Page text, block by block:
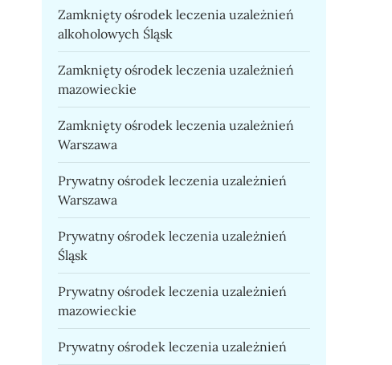
Zamknięty ośrodek leczenia uzależnień
alkoholowych Śląsk
Zamknięty ośrodek leczenia uzależnień
mazowieckie
Zamknięty ośrodek leczenia uzależnień
Warszawa
Prywatny ośrodek leczenia uzależnień
Warszawa
Prywatny ośrodek leczenia uzależnień
Śląsk
Prywatny ośrodek leczenia uzależnień
mazowieckie
Prywatny ośrodek leczenia uzależnień